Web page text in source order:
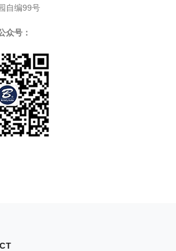
自编99号
众号：